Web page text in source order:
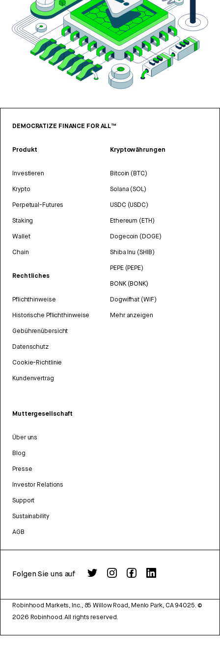
DEMOCRATIZE FINANCE FOR ALL™
Produkt
Investieren
Krypto
Perpetual-Futures
Staking
Wallet
Chain
Rechtliches
Pflichthinweise
Historische Pflichthinweise
Gebührenübersicht
Datenschutz
Cookie-Richtlinie
Kundenvertrag
Kryptowährungen
Bitcoin (BTC)
Solana (SOL)
USDC (USDC)
Ethereum (ETH)
Dogecoin (DOGE)
Shiba Inu (SHIB)
PEPE (PEPE)
BONK (BONK)
Dogwifhat (WIF)
Mehr anzeigen
Muttergesellschaft
Über uns
Blog
Presse
Investor Relations
Support
Sustainability
AGB
Folgen Sie uns auf
Robinhood Markets, Inc., 85 Willow Road, Menlo Park, CA 94025. ©
2026 Robinhood. All rights reserved.